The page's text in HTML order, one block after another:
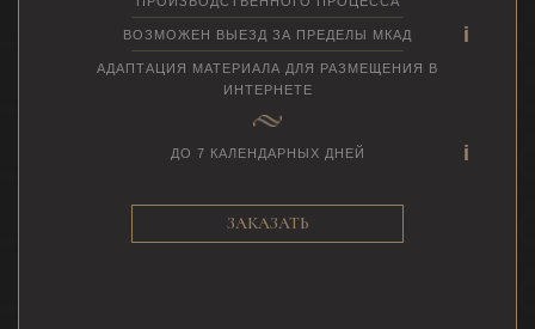
ВОЗМОЖЕН ВЫЕЗД ЗА ПРЕДЕЛЫ МКАД
АДАПТАЦИЯ МАТЕРИАЛА ДЛЯ РАЗМЕЩЕНИЯ В
ИНТЕРНЕТЕ
ДО 7 КАЛЕНДАРНЫХ ДНЕЙ
ЗАКАЗАТЬ